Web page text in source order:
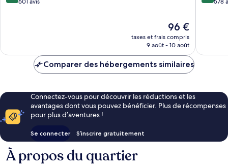
Le
nouveau
prix
de
96 €
taxes et frais compris
9 août - 10 août
Comparer des hébergements similaires
Connectez-vous pour découvrir les réductions et les
avantages dont vous pouvez bénéficier. Plus de récompenses
pour plus d’aventures !
Se connecter S’inscrire gratuitement
À propos du quartier